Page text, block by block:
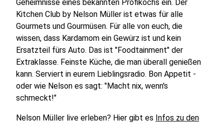
Geheimnisse eines bekannten Profikochs ein. Der
Kitchen Club by Nelson Müller ist etwas für alle
Gourmets und Gourmüsen. Für alle von euch, die
wissen, dass Kardamom ein Gewürz ist und kein
Ersatzteil fürs Auto. Das ist "Foodtainment" der
Extraklasse. Feinste Küche, die man überall genießen
kann. Serviert in eurem Lieblingsradio. Bon Appetit -
oder wie Nelson es sagt: "Macht nix, wenn's
schmeckt!"
Nelson Müller live erleben? Hier gibt es Infos zu den